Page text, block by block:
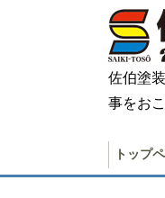
佐伯塗
事をお
トップ